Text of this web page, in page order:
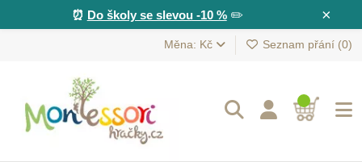
×
⏰ Do školy se slevou -10 %✏️
Měna: Kč Seznam přání (0)